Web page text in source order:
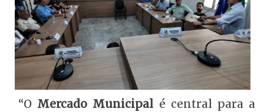
“O Mercado Municipal é central para a